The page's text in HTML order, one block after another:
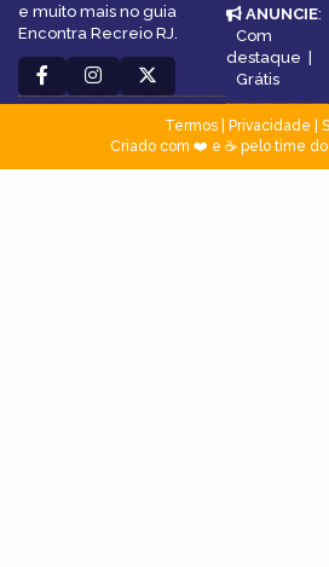
e muito mais no guia
Encontra Recreio RJ.
ANUNCIE:
Com
destaque |
Grátis
Termos| Privacidade
Criado com ❤️ e ☕ pelo time do